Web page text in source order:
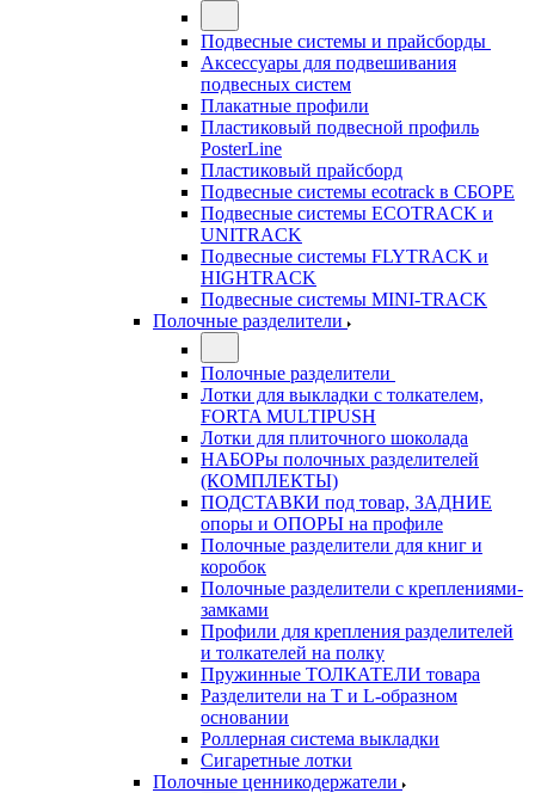
Подвесные системы и прайсборды
Аксессуары для подвешивания
подвесных систем
Плакатные профили
Пластиковый подвесной профиль
PosterLine
Пластиковый прайсборд
Подвесные системы ecotrack в СБОРЕ
Подвесные системы ECOTRACK и
UNITRACK
Подвесные системы FLYTRACK и
HIGHTRACK
Подвесные системы MINI-TRACK
Полочные разделители
Полочные разделители
Лотки для выкладки с толкателем,
FORTA MULTIPUSH
Лотки для плиточного шоколада
НАБОРы полочных разделителей
(КОМПЛЕКТЫ)
ПОДСТАВКИ под товар, ЗАДНИЕ
опоры и ОПОРЫ на профиле
Полочные разделители для книг и
коробок
Полочные разделители с креплениями-
замками
Профили для крепления разделителей
и толкателей на полку
Пружинные ТОЛКАТЕЛИ товара
Разделители на Т и L-образном
основании
Роллерная система выкладки
Сигаретные лотки
Полочные ценникодержатели